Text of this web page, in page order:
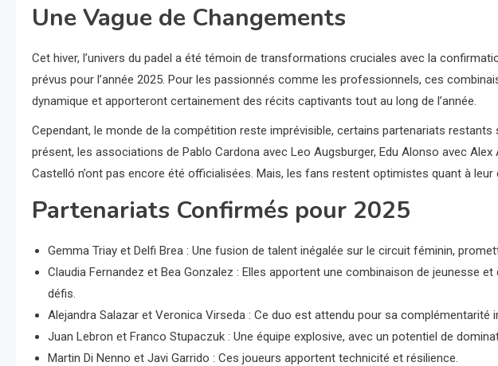
Une Vague de Changements
Cet hiver, l’univers du padel a été témoin de transformations cruciales avec la
prévus pour l’année 2025. Pour les passionnés comme les professionnels, ces
dynamique et apporteront certainement des récits captivants tout au long de l’année.
Cependant, le monde de la compétition reste imprévisible, certains partenariats
présent, les associations de Pablo Cardona avec Leo Augsburger, Edu Alonso avec
Castelló n’ont pas encore été officialisées. Mais, les fans restent optimistes quant à
Partenariats Confirmés pour 2025
Gemma Triay et Delfi Brea : Une fusion de talent inégalée sur le circuit féminin,
Claudia Fernandez et Bea Gonzalez : Elles apportent une combinaison de jeunesse et
défis.
Alejandra Salazar et Veronica Virseda : Ce duo est attendu pour sa complémentarité
Juan Lebron et Franco Stupaczuk : Une équipe explosive, avec un potentiel de
Martin Di Nenno et Javi Garrido : Ces joueurs apportent technicité et résilience.